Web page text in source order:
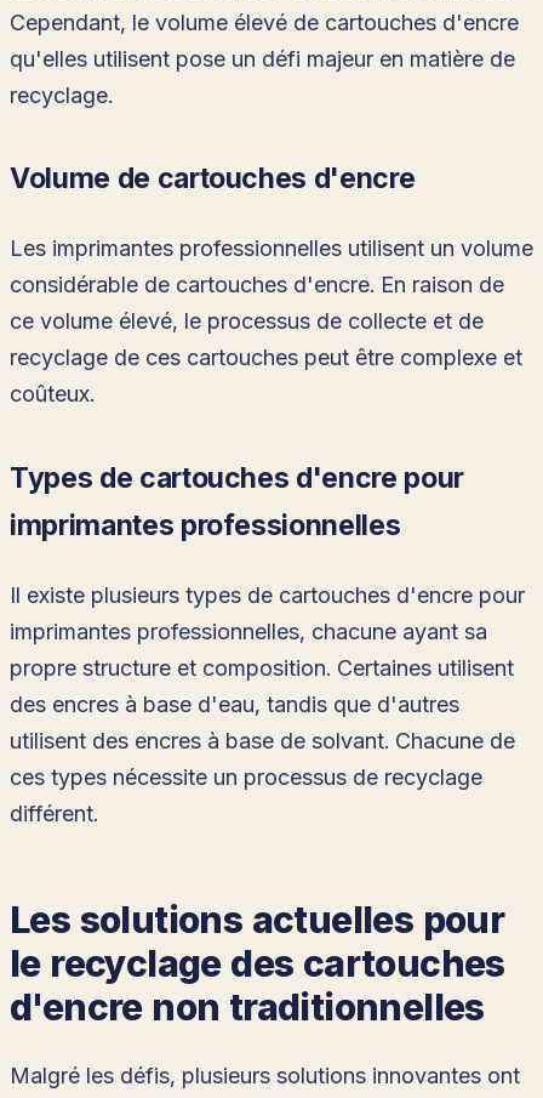
Cependant, le volume élevé de cartouches d'encre
qu'elles utilisent pose un défi majeur en matière de
recyclage.
Volume de cartouches d'encre
Les imprimantes professionnelles utilisent un volume
considérable de cartouches d'encre. En raison de
ce volume élevé, le processus de collecte et de
recyclage de ces cartouches peut être complexe et
coûteux.
Types de cartouches d'encre pour
imprimantes professionnelles
Il existe plusieurs types de cartouches d'encre pour
imprimantes professionnelles, chacune ayant sa
propre structure et composition. Certaines utilisent
des encres à base d'eau, tandis que d'autres
utilisent des encres à base de solvant. Chacune de
ces types nécessite un processus de recyclage
différent.
Les solutions actuelles pour
le recyclage des cartouches
d'encre non traditionnelles
Malgré les défis, plusieurs solutions innovantes ont